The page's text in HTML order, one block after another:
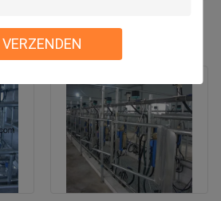
VERZENDEN
melkdieren